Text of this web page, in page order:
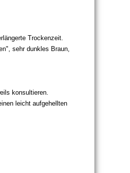
Trockenzeit.
sehr dunkles Braun,
konsultieren.
leicht aufgehellten